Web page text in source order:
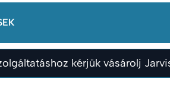
kérjük vásárolj